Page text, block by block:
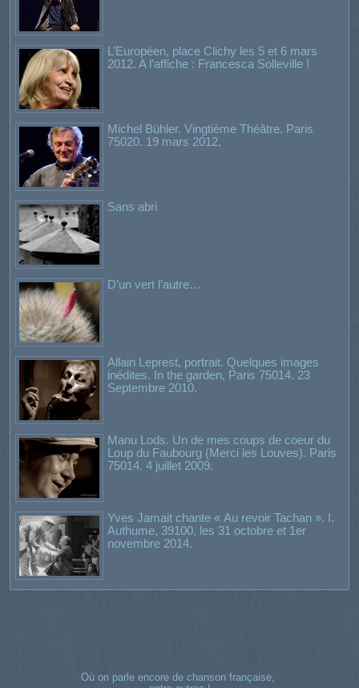
L’Européen, place Clichy les 5 et 6 mars
2012. A l’affiche : Francesca Solleville !
Michel Bühler. Vingtième Théâtre. Paris
75020. 19 mars 2012.
Sans abri
D’un vert l’autre…
Allain Leprest, portrait. Quelques images
inédites. In the garden, Paris 75014. 23
Septembre 2010.
Manu Lods. Un de mes coups de coeur du
Loup du Faubourg (Merci les Louves). Paris
75014. 4 juillet 2009.
Yves Jamait chante « Au revoir Tachan ». I.
Authume, 39100, les 31 octobre et 1er
novembre 2014.
Où on parle encore de chanson française,